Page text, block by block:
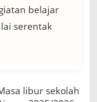
belajar
serentak
libur sekolah